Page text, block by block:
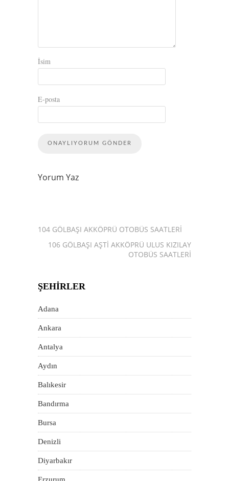
İsim
E-posta
Yorum Yaz
104 GÖLBAŞI AKKÖPRÜ OTOBÜS SAATLERI
106 GÖLBAŞI AŞTI AKKÖPRÜ ULUS KIZILAY
OTOBÜS SAATLERI
ŞEHIRLER
Adana
Ankara
Antalya
Aydın
Balıkesir
Bandırma
Bursa
Denizli
Diyarbakır